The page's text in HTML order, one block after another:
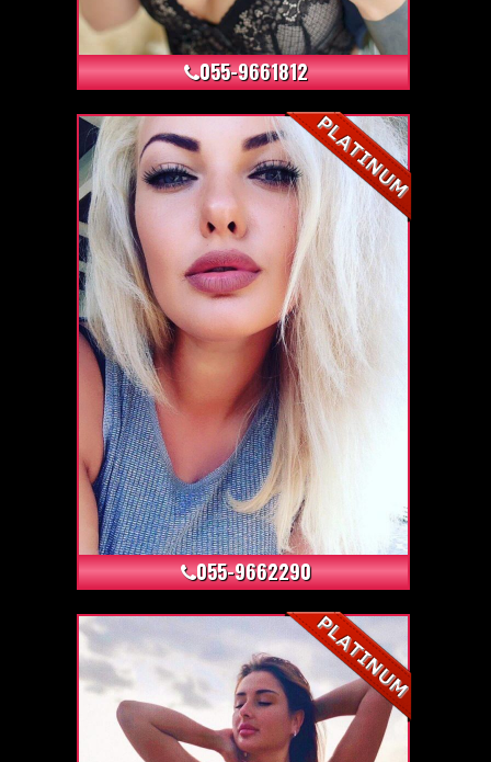
+4
055-9661812
055-9662290